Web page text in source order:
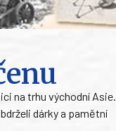
na trhu východní Asie.
dárky a pamětní